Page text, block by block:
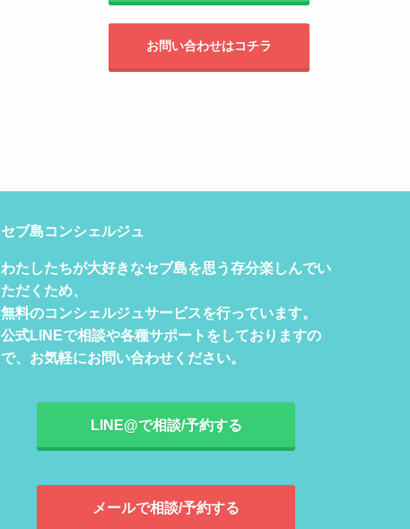
お問い合わせはコチラ
セブ島コンシェルジュ
わたしたちが大好きなセブ島を思う存分楽しんでい
ただくため、
無料のコンシェルジュサービスを行っています。
公式LINEで相談や各種サポートをしておりますの
で、お気軽にお問い合わせください。
LINE@で相談/予約する
メールで相談/予約する